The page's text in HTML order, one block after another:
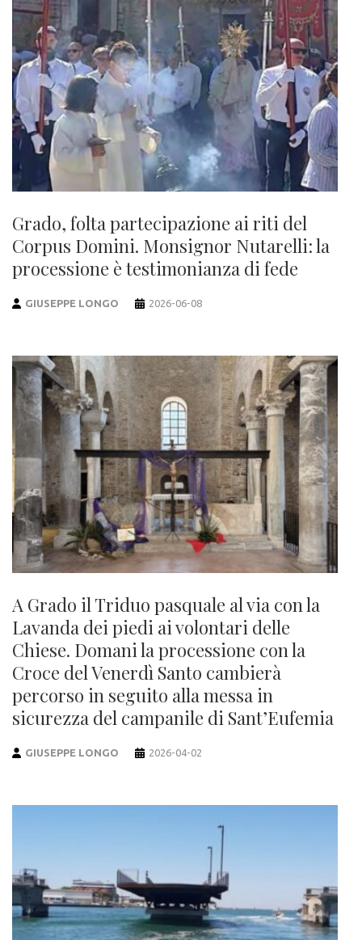
Grado, folta partecipazione ai riti del
Corpus Domini. Monsignor Nutarelli: la
processione è testimonianza di fede
GIUSEPPE LONGO 2026-06-08
A Grado il Triduo pasquale al via con la
Lavanda dei piedi ai volontari delle
Chiese. Domani la processione con la
Croce del Venerdì Santo cambierà
percorso in seguito alla messa in
sicurezza del campanile di Sant’Eufemia
GIUSEPPE LONGO 2026-04-02